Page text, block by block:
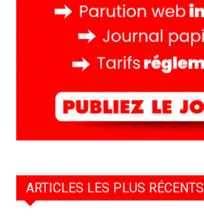
ARTICLES LES PLUS RÉCENTS